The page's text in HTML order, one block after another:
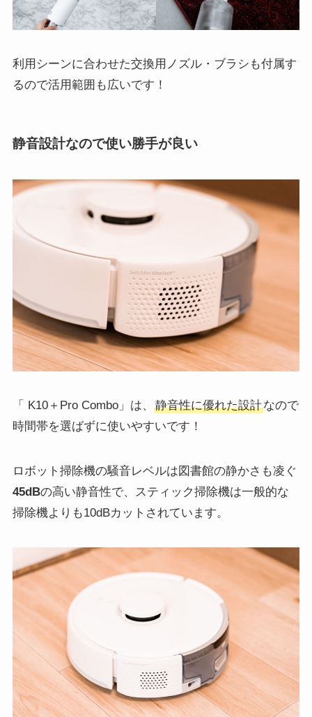
利用シーンに合わせた交換用ノズル・ブラシも付属す
るので活用範囲も広いです！
静音設計なので使い勝手が良い
「 K10＋Pro Combo」は、 静音性に優れた設計なので
時間帯を選ばずに使いやすいです！
ロボット掃除機の騒音レベルは図書館の静かさも凌ぐ
45dBの高い静音性で、スティック掃除機は一般的な
掃除機よりも10dBカットされています。